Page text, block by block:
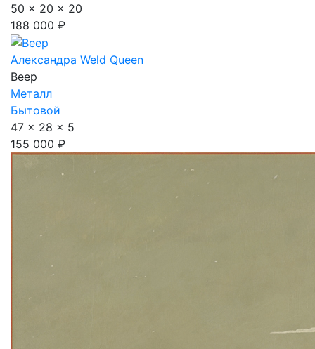
50 x 20 x 20
188 000 ₽
Александра Weld Queen
Веер
Металл
Бытовой
47 x 28 x 5
155 000 ₽